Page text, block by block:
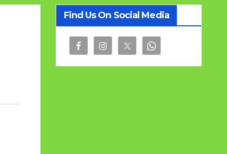
Find Us On Social Media